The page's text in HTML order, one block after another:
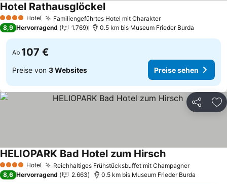
4 Sterne Hotel Familiengeführtes Hotel mit CharakterPreise sehen
Hotel RathausglöckelPreise sehen
8,9 Hervorragend 1.769 0.5 km bis Museum Frieder Burda
Ab 107 €
Preise von 3 Websites Preise sehen
Teilen
4 Sterne Hotel Reichhaltiges Frühstücksbuffet mit ChampagnerPreise
HELIOPARK Bad Hotel zum HirschPreise sehen
8,6 Hervorragend 2.663 0.5 km bis Museum Frieder Burda